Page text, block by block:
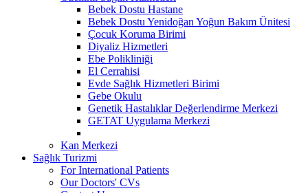
Bebek Dostu Hastane
Bebek Dostu Yenidoğan Yoğun Bakım Ünitesi
Çocuk Koruma Birimi
Diyaliz Hizmetleri
Ebe Polikliniği
El Cerrahisi
Evde Sağlık Hizmetleri Birimi
Gebe Okulu
Genetik Hastalıklar Değerlendirme Merkezi
GETAT Uygulama Merkezi
Kan Merkezi
Sağlık Turizmi
For International Patients
Our Doctors' CVs